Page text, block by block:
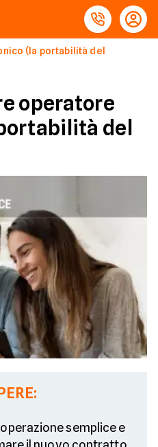
(la portabilità del
operatore
del
semplice e